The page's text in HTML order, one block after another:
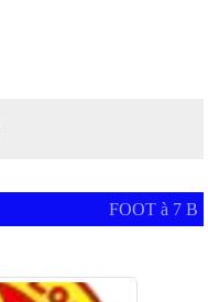
FOOT à 7 B